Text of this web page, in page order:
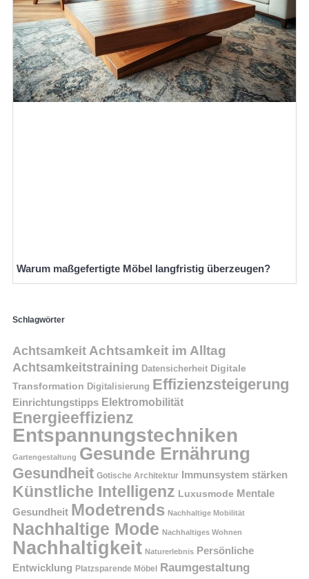
Warum maßgefertigte Möbel langfristig überzeugen?
Schlagwörter
Achtsamkeit Achtsamkeit im Alltag
Achtsamkeitstraining Datensicherheit Digitale
Transformation Digitalisierung Effizienzsteigerung
Einrichtungstipps Elektromobilität
Energieeffizienz
Entspannungstechniken
Gartengestaltung Gesunde Ernährung
Gesundheit Gotische Architektur Immunsystem stärken
Künstliche Intelligenz Luxusmode Mentale
Gesundheit Modetrends Nachhaltige Mobilität
Nachhaltige Mode Nachhaltiges Wohnen
Nachhaltigkeit Naturerlebnis Persönliche
Entwicklung Platzsparende Möbel Raumgestaltung